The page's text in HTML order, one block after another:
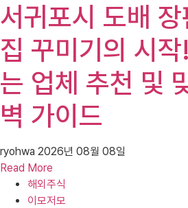
서귀포시 도배
집 꾸미기의 시
는 업체 추천 및
벽 가이드
ryohwa 2026년 08월 08일
Read More
해외주식
이모저모